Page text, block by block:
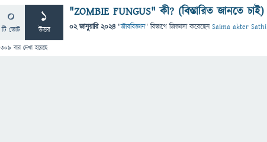
0
টি ভোট
1
উত্তর
309 বার দেখা হয়েছে
"ZOMBIE FUNGUS" কী? (বিস্তারিত জানতে চাই)
02 জানুয়ারি 2024 "জীববিজ্ঞান" বিভাগে জিজ্ঞাসাকরেছেনSaima akter Sathi